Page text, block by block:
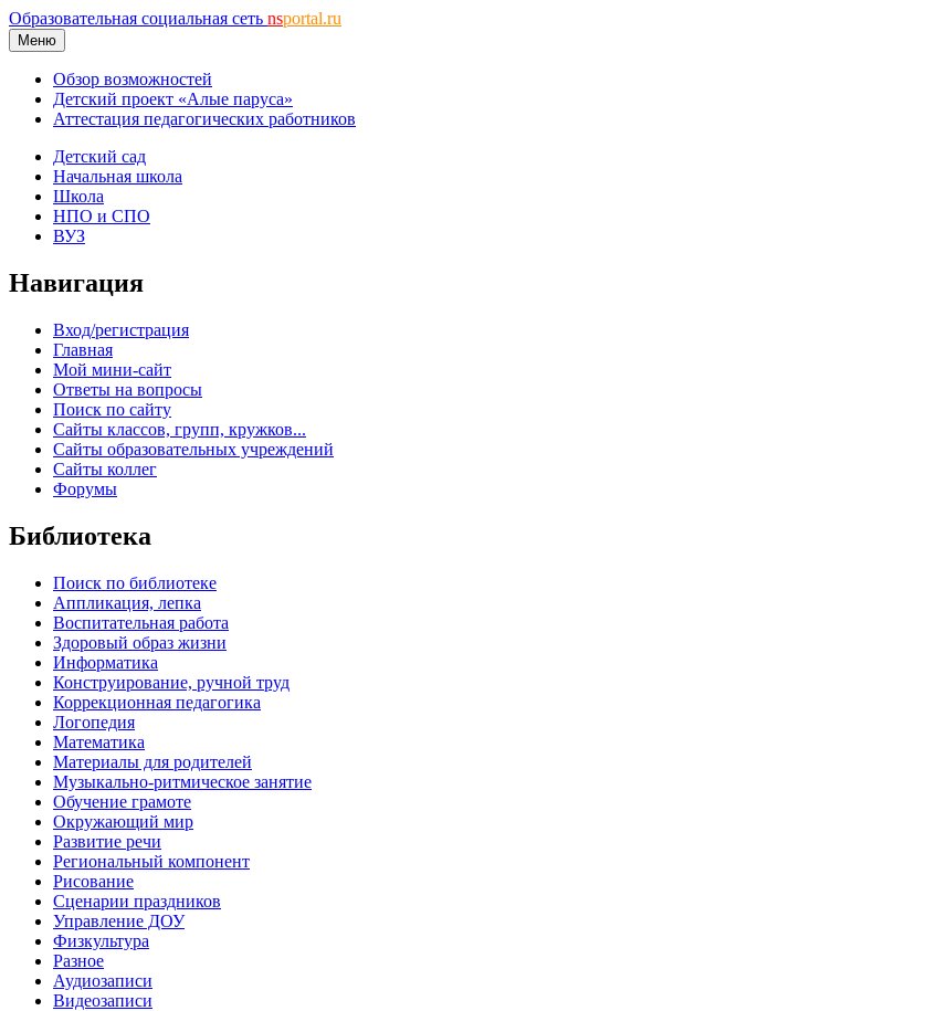
Образовательная социальная сеть nsportal.ru
Меню
Обзор возможностей
Детский проект «Алые паруса»
Аттестация педагогических работников
Детский сад
Начальная школа
Школа
НПО и СПО
ВУЗ
Навигация
Вход/регистрация
Главная
Мой мини-сайт
Ответы на вопросы
Поиск по сайту
Сайты классов, групп, кружков...
Сайты образовательных учреждений
Сайты коллег
Форумы
Библиотека
Поиск по библиотеке
Аппликация, лепка
Воспитательная работа
Здоровый образ жизни
Информатика
Конструирование, ручной труд
Коррекционная педагогика
Логопедия
Математика
Материалы для родителей
Музыкально-ритмическое занятие
Обучение грамоте
Окружающий мир
Развитие речи
Региональный компонент
Рисование
Сценарии праздников
Управление ДОУ
Физкультура
Разное
Аудиозаписи
Видеозаписи